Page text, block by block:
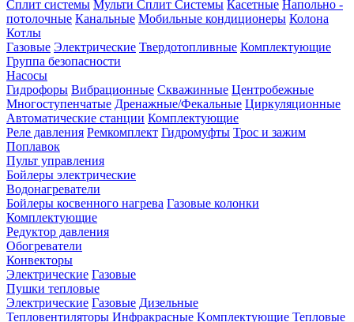
Сплит системы Мульти Сплит Системы Касетные Напольно -
потолочные Канальные Мобильные кондиционеры Колона
Котлы
Газовые Электрические Твердотопливные Комплектующие
Группа безопасности
Насосы
Гидрофоры Вибрационные Скважинные Центробежные
Многоступенчатые Дренажные/Фекальные Циркуляционные
Автоматические станции Комплектующие
Реле давления Ремкомплект Гидромуфты Трос и зажим
Поплавок
Пульт управления
Бойлеры электрические
Водонагреватели
Бойлеры косвенного нагрева Газовые колонки
Комплектующие
Редуктор давления
Обогреватели
Конвекторы
Электрические Газовые
Пушки тепловые
Электрические Газовые Дизельные
Тепловентиляторы Инфракрасные Kомплектующие Тепловые